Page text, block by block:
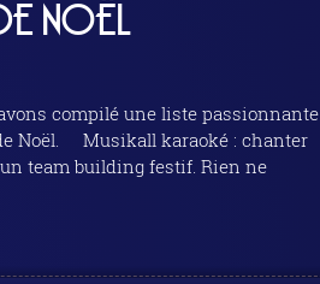
NOËL
compilé une liste passionnante
chanter